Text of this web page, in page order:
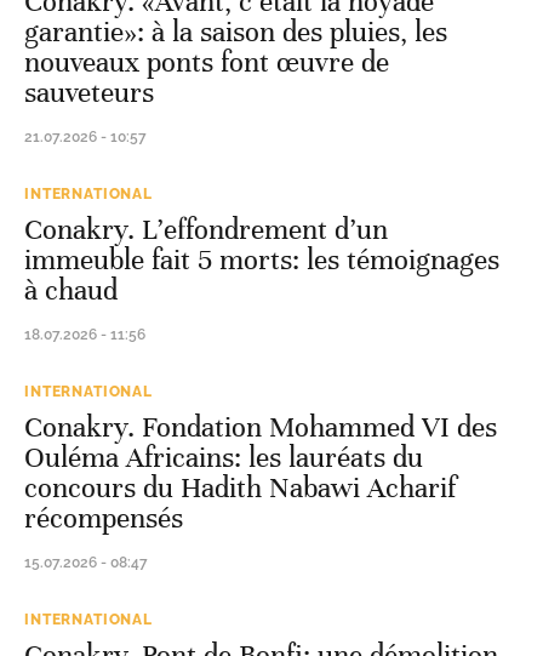
garantie»: à la saison des pluies, les
nouveaux ponts font œuvre de
sauveteurs
21.07.2026 - 10:57
INTERNATIONAL
Conakry. L’effondrement d’un
immeuble fait 5 morts: les témoignages
à chaud
18.07.2026 - 11:56
INTERNATIONAL
Conakry. Fondation Mohammed VI des
Ouléma Africains: les lauréats du
concours du Hadith Nabawi Acharif
récompensés
15.07.2026 - 08:47
INTERNATIONAL